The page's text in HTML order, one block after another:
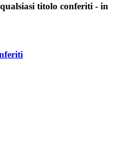
titolo conferiti - in